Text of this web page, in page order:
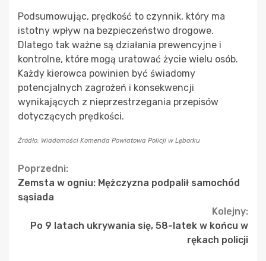
Podsumowując, prędkość to czynnik, który ma
istotny wpływ na bezpieczeństwo drogowe.
Dlatego tak ważne są działania prewencyjne i
kontrolne, które mogą uratować życie wielu osób.
Każdy kierowca powinien być świadomy
potencjalnych zagrożeń i konsekwencji
wynikających z nieprzestrzegania przepisów
dotyczących prędkości.
Źródło: Wiadomości Komenda Powiatowa Policji w Lęborku
Continue
Reading
Poprzedni:
Zemsta w ogniu: Mężczyzna podpalił samochód
sąsiada
Kolejny:
Po 9 latach ukrywania się, 58-latek w końcu w
rękach policji